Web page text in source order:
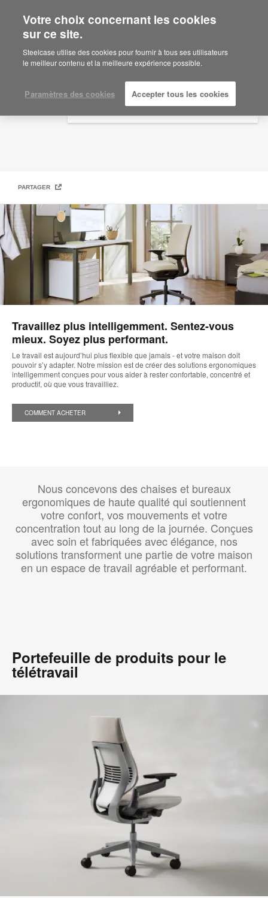
Are you in United States?
Would you like to see Products we sell in
your region?
English
Español
Bureau à domicile ergonomique
PARTAGER
Travaillez plus intelligemment. Sentez-vous
mieux. Soyez plus performant.
Le travail est aujourd’hui plus flexible que jamais - et votre maison doit
pouvoir s’y adapter. Notre mission est de créer des solutions ergonomiques
intelligemment conçues pour vous aider à rester confortable, concentré et
productif, où que vous travailliez.
COMMENT ACHETER
Nous concevons des chaises et bureaux
ergonomiques de haute qualité qui soutiennent
votre confort, vos mouvements et votre
concentration tout au long de la journée. Conçues
avec soin et fabriquées avec élégance, nos
solutions transforment une partie de votre maison
en un espace de travail agréable et performant.
Portefeuille de produits pour le
télétravail
Votre choix concernant les cookies
sur ce site.
Steelcase utilise des cookies pour fournir à tous ses utilisateurs
le meilleur contenu et la meilleure expérience possible.
Paramètres des cookies Accepter tous les cookies